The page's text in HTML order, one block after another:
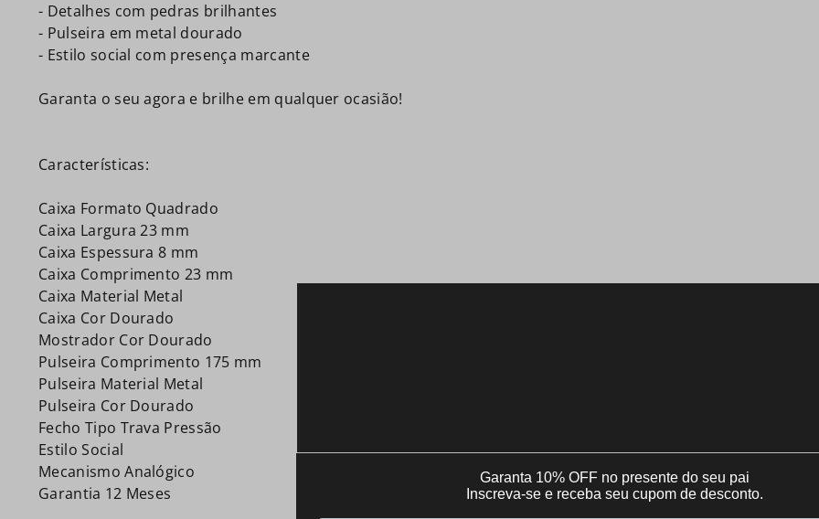
- Detalhes com pedras brilhantes
- Pulseira em metal dourado
- Estilo social com presença marcante
Garanta o seu agora e brilhe em qualquer ocasião!
Características:
Caixa Formato Quadrado
Caixa Largura 23 mm
Caixa Espessura 8 mm
Caixa Comprimento 23 mm
Caixa Material Metal
Caixa Cor Dourado
Mostrador Cor Dourado
Pulseira Comprimento 175 mm
Pulseira Material Metal
Pulseira Cor Dourado
Fecho Tipo Trava Pressão
Estilo Social
Mecanismo Analógico
Garantia 12 Meses